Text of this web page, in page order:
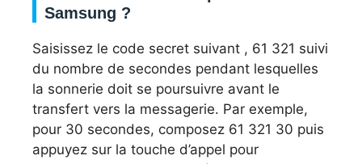
Samsung ?
Saisissez le code secret suivant , 61 321 suivi
du nombre de secondes pendant lesquelles
la sonnerie doit se poursuivre avant le
transfert vers la messagerie. Par exemple,
pour 30 secondes, composez 61 321 30 puis
appuyez sur la touche d’appel pour